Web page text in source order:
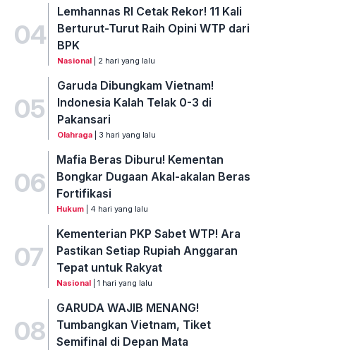
04
Lemhannas RI Cetak Rekor! 11 Kali
Berturut-Turut Raih Opini WTP dari
BPK
Nasional| 2 hari yang lalu
05
Garuda Dibungkam Vietnam!
Indonesia Kalah Telak 0-3 di
Pakansari
Olahraga| 3 hari yang lalu
06
Mafia Beras Diburu! Kementan
Bongkar Dugaan Akal-akalan Beras
Fortifikasi
Hukum | 4 hari yang lalu
07
Kementerian PKP Sabet WTP! Ara
Pastikan Setiap Rupiah Anggaran
Tepat untuk Rakyat
Nasional | 1 hari yang lalu
08
GARUDA WAJIB MENANG!
Tumbangkan Vietnam, Tiket
Semifinal di Depan Mata